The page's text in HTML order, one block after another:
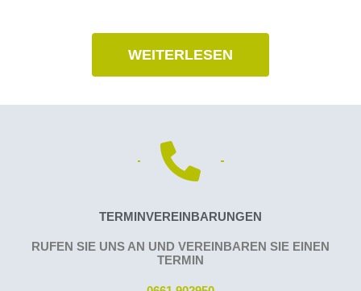
WEITERLESEN
TERMINVEREINBARUNGEN
RUFEN SIE UNS AN UND VEREINBAREN SIE EINEN
TERMIN